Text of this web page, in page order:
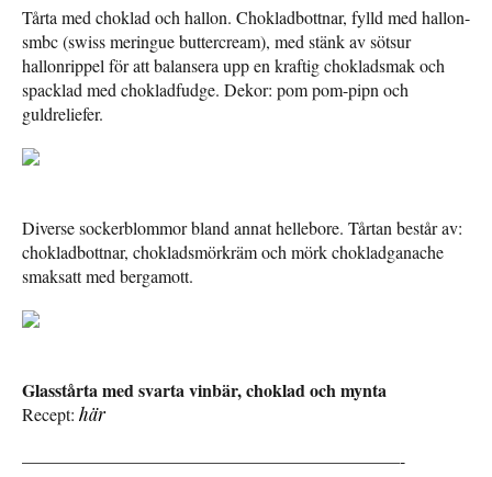
Tårta med choklad och hallon. Chokladbottnar, fylld med hallon-
smbc (swiss meringue buttercream), med stänk av sötsur
hallonrippel för att balansera upp en kraftig chokladsmak och
spacklad med chokladfudge. Dekor: pom pom-pipn och
guldreliefer.
Diverse sockerblommor bland annat hellebore. Tårtan består av:
chokladbottnar, chokladsmörkräm och mörk chokladganache
smaksatt med bergamott.
Glasstårta med svarta vinbär, choklad och mynta
Recept: här
—————————————————————–-